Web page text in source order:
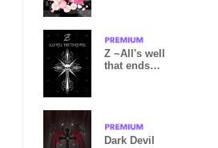
Z ~All's well
that ends
Dark Devil